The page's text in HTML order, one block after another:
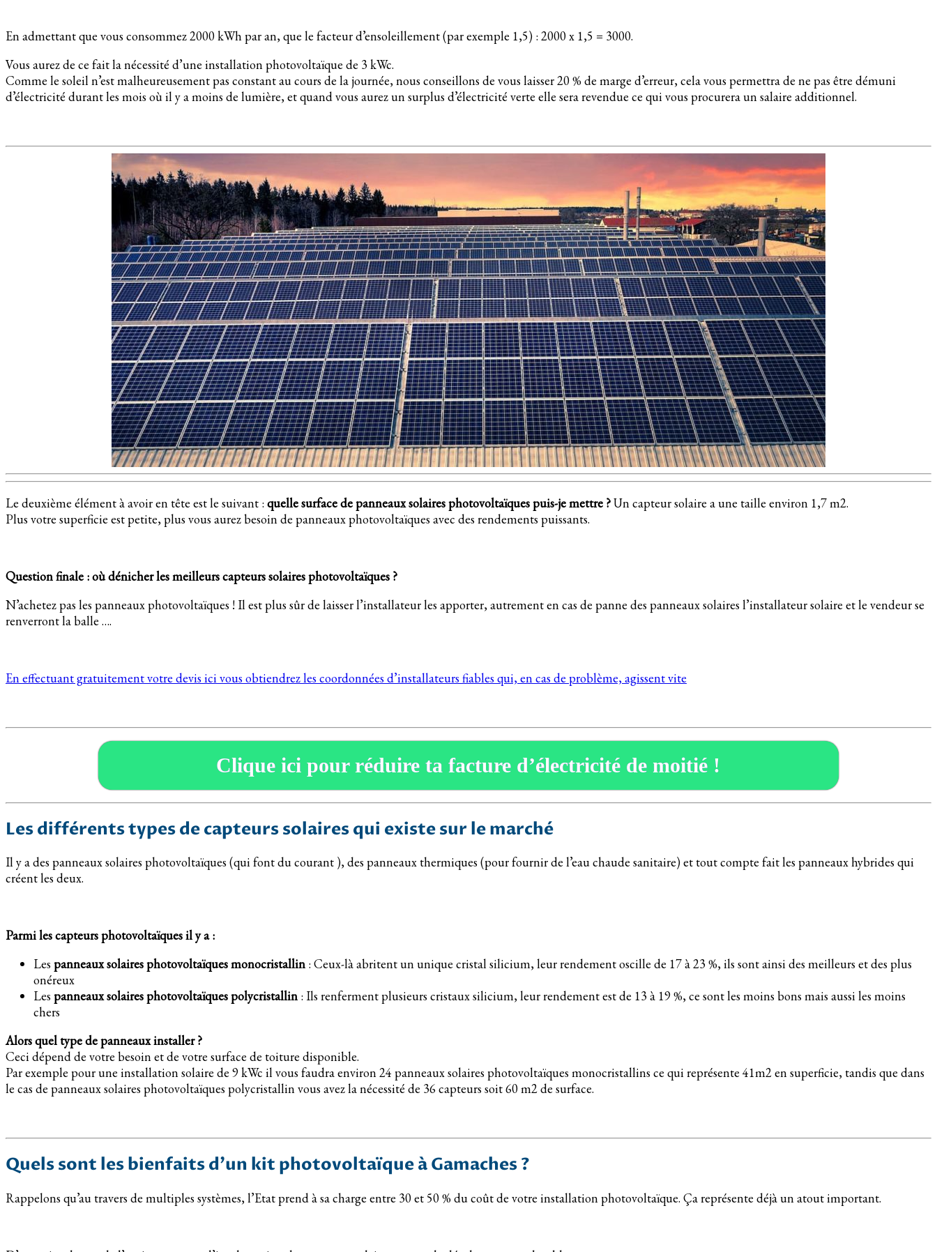
En admettant que vous consommez 2000 kWh par an, que le facteur d’ensoleillement (par exemple 1,5) : 2000 x 1,5 = 3000.
Vous aurez de ce fait la nécessité d’une installation photovoltaïque de 3 kWc.
Comme le soleil n’est malheureusement pas constant au cours de la journée, nous conseillons de vous laisser 20 % de marge d’erreur, cela vous permettra de ne pas être démuni
d’électricité durant les mois où il y a moins de lumière, et quand vous aurez un surplus d’électricité verte elle sera revendue ce qui vous procurera un salaire additionnel.
Le deuxième élément à avoir en tête est le suivant : quelle surface de panneaux solaires photovoltaïques puis-je mettre ?Un capteur solaire a une taille environ 1,7 m2.
Plus votre superficie est petite, plus vous aurez besoin de panneaux photovoltaïques avec des rendements puissants.
Question finale : où dénicher les meilleurs capteurs solaires photovoltaïques ?
N’achetez pas les panneaux photovoltaïques ! Il est plus sûr de laisser l’installateur les apporter, autrement en cas de panne des panneaux solaires l’installateur solaire et le vendeur se
renverront la balle ….
En effectuant gratuitement votre devis ici vous obtiendrez les coordonnées d’installateurs fiables qui, en cas de problème, agissent vite
Clique ici pour réduire ta facture d’électricité de moitié !
Les différents types de capteurs solaires qui existe sur le marché
Il y a des panneaux solaires photovoltaïques (qui font du courant ), des panneaux thermiques (pour fournir de l’eau chaude sanitaire) et tout compte fait les panneaux hybrides qui
créent les deux.
Parmi les capteurs photovoltaïques il y a :
Les panneaux solaires photovoltaïques monocristallin : Ceux-là abritent un unique cristal silicium, leur rendement oscille de 17 à 23 %, ils sont ainsi des meilleurs et des plus
onéreux
Les panneaux solaires photovoltaïques polycristallin : Ils renferment plusieurs cristaux silicium, leur rendement est de 13 à 19 %, ce sont les moins bons mais aussi les moins
chers
Alors quel type de panneaux installer ?
Ceci dépend de votre besoin et de votre surface de toiture disponible.
Par exemple pour une installation solaire de 9 kWc il vous faudra environ 24 panneaux solaires photovoltaïques monocristallins ce qui représente 41m2 en superficie, tandis que dans
le cas de panneaux solaires photovoltaïques polycristallin vous avez la nécessité de 36 capteurs soit 60 m2 de surface.
Quels sont les bienfaits d’un kit photovoltaïque à Gamaches ?
Rappelons qu’au travers de multiples systèmes, l’Etat prend à sa charge entre 30 et 50 % du coût de votre installation photovoltaïque. Ça représente déjà un atout important.